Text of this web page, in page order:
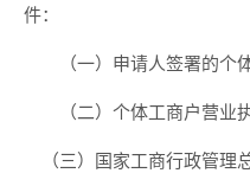
件：
（一）申请人签署的个体
（二）个体工商户营业执
（三）国家工商行政管理